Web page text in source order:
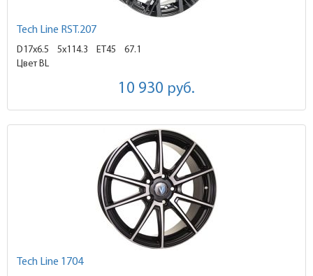
Tech Line RST.207
D17x6.5 5x114.3 ET45
67.1
Цвет BL
10 930 руб.
Tech Line 1704